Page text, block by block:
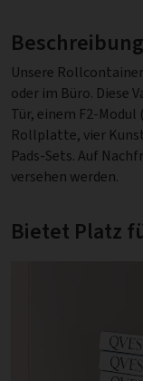
Beschreibung
Unsere
oder im Büro. Diese
Tür, einem F2-Modul
Rollplatte, vier
Pads-Sets. Auf
versehen werden.
Bietet Platz